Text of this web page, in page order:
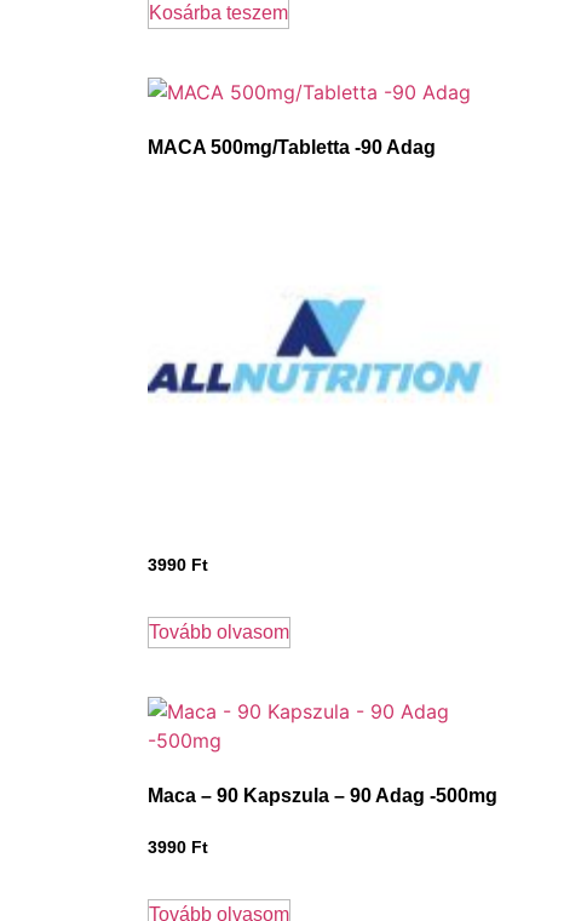
Kosárba teszem
MACA 500mg/Tabletta -90 Adag
3990 Ft
Tovább olvasom
Maca – 90 Kapszula – 90 Adag -500mg
3990 Ft
Tovább olvasom